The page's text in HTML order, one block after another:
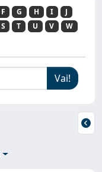
F G H I
J
S T U V
W